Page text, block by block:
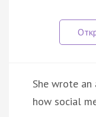
She wrote an
how social